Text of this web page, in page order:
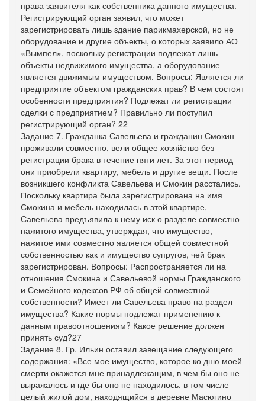
права заявителя как собственника данного имущества.
Регистрирующий орган заявил, что может
зарегистрировать лишь здание парикмахерской, но не
оборудование и другие объекты, о которых заявило АО
«Вымпел», поскольку регистрации подлежат лишь
объекты недвижимого имущества, а оборудование
является движимым имуществом. Вопросы: Является ли
предприятие объектом гражданских прав? В чем состоят
особенности предприятия? Подлежат ли регистрации
сделки с предприятием? Правильно ли поступил
регистрирующий орган? 22
Задание 7. Гражданка Савельева и гражданин Смокин
проживали совместно, вели общее хозяйство без
регистрации брака в течение пяти лет. За этот период
они приобрели квартиру, мебель и другие вещи. После
возникшего конфликта Савельева и Смокин расстались.
Поскольку квартира была зарегистрирована на имя
Смокина и мебель находилась в этой квартире,
Савельева предъявила к нему иск о разделе совместно
нажитого имущества, утверждая, что имущество,
нажитое ими совместно является общей совместной
собственностью как и имущество супругов, чей брак
зарегистрирован. Вопросы: Распространяется ли на
отношения Смокина и Савельевой нормы Гражданского
и Семейного кодексов РФ об общей совместной
собственности? Имеет ли Савельева право на раздел
имущества? Какие нормы подлежат применению к
данным правоотношениям? Какое решение должен
принять суд?27
Задание 8. Гр. Ильин оставил завещание следующего
содержания: «Все мое имущество, которое ко дню моей
смерти окажется мне принадлежащим, в чем бы оно не
выражалось и где бы оно не находилось, в том числе
целый жилой дом, находящийся в деревне Масюгино